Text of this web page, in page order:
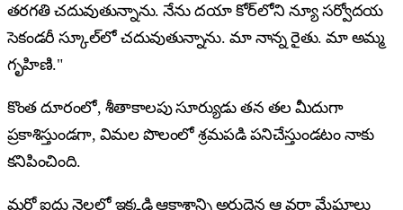
తరగతి చదువుతున్నాను. నేను దయా కోర్‌లోని న్యూ సర్వోదయ
సెకండరీ స్కూల్‌లో చదువుతున్నాను. మా నాన్న రైతు. మా అమ్మ
గృహిణి."
కొంత దూరంలో, శీతాకాలపు సూర్యుడు తన తల మీదుగా
ప్రకాశిస్తుండగా, విమల పొలంలో శ్రమపడి పనిచేస్తుండటం నాకు
కనిపించింది.
మరో ఐదు నెలల్లో ఇక్కడి ఆకాశాన్ని అరుదైన ఆ వర్షా మేఘాలు